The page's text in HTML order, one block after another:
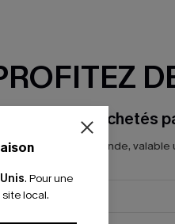
€
. Pour une
local.
-15% dès 2 Achetés
*Un code par commande, valable